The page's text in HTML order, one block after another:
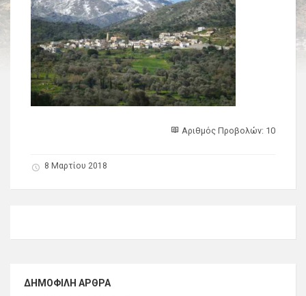
Αριθμός Προβολών: 10
8 Μαρτίου 2018
ΔΗΜΟΦΙΛΉ ΆΡΘΡΑ